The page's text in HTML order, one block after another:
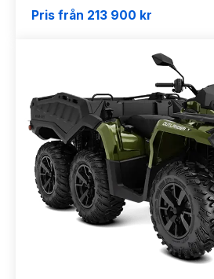
Pris från 213 900 kr